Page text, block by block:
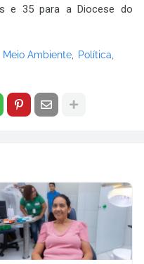
e 35 para a Diocese do
Meio Ambiente
Política